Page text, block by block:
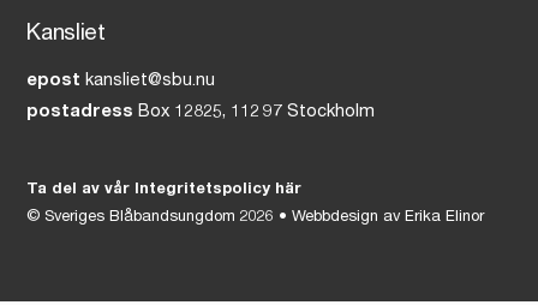
Kansliet
epost kansliet@sbu.nu
postadress Box 12825, 112 97 Stockholm
Ta del av vår Integritetspolicy här
©Sveriges Blåbandsungdom 2026 • Webbdesign avErika Elinor